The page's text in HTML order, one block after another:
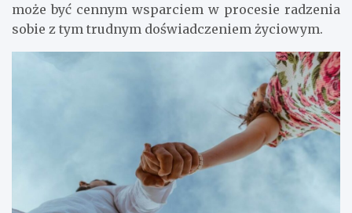
może być cennym wsparciem w procesie radzenia
sobie z tym trudnym doświadczeniem życiowym.